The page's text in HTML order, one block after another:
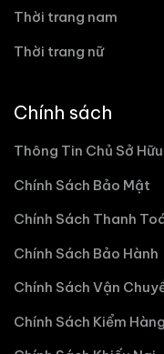
Thời trang nam
Thời trang nữ
Chính sách
Thông Tin Chủ Sở
Chính Sách Bảo Mật
Chính Sách Thanh
Chính Sách Bảo Hành
Chính Sách Vận
Chính Sách Kiểm Hàng